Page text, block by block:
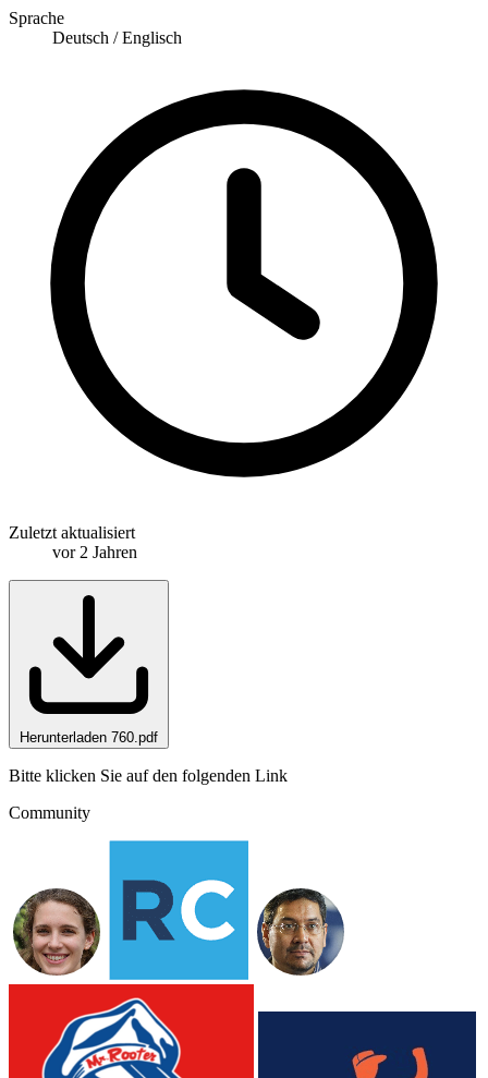
Sprache
Deutsch / Englisch
Zuletzt aktualisiert
vor 2 Jahren
Herunterladen 760.pdf
Bitte klicken Sie auf den folgenden Link
Community